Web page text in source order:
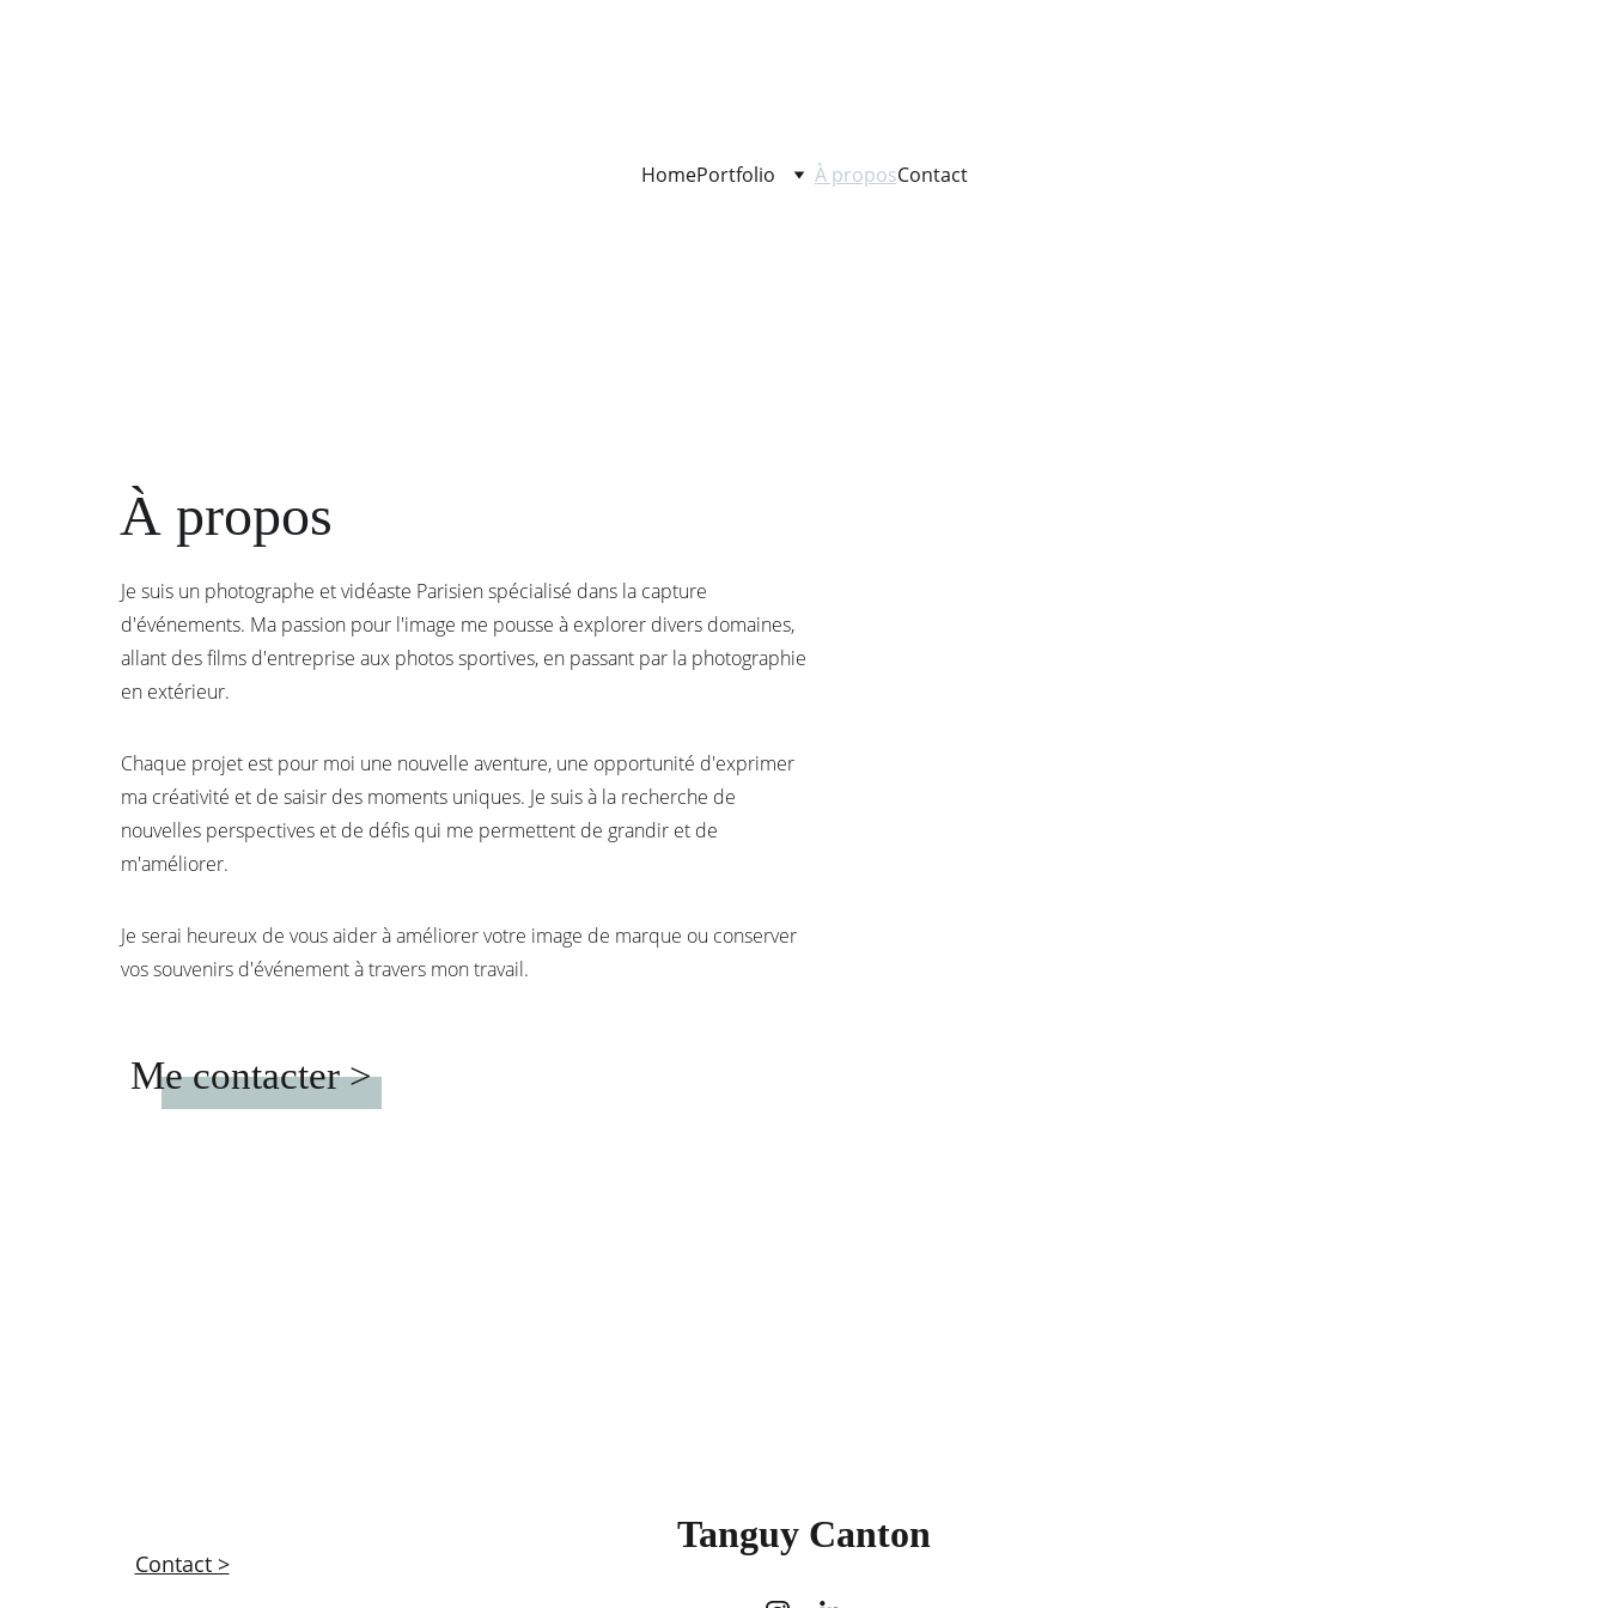
HomePortfolio À proposContact
À propos
Je suis un photographe et vidéaste Parisien spécialisé dans la capture
d'événements. Ma passion pour l'image me pousse à explorer divers domaines,
allant des films d'entreprise aux photos sportives, en passant par la photographie
en extérieur.
Chaque projet est pour moi une nouvelle aventure, une opportunité d'exprimer
ma créativité et de saisir des moments uniques. Je suis à la recherche de
nouvelles perspectives et de défis qui me permettent de grandir et de
m'améliorer.
Je serai heureux de vous aider à améliorer votre image de marque ou conserver
vos souvenirs d'événement à travers mon travail.
Me contacter >
Tanguy Canton
Contact >